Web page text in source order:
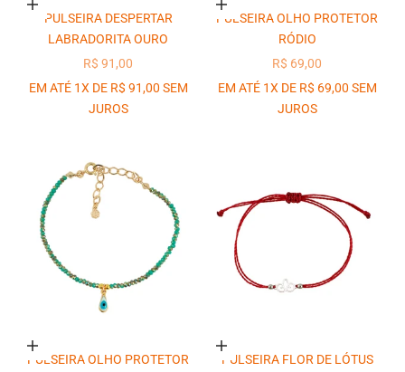
Adicionar ao carrinho
PULSEIRA DESPERTAR
LABRADORITA OURO
PREÇO PROMOCIONAL
R$ 91,00
EM ATÉ 1X DE R$ 91,00 SEM
JUROS
Adicionar ao carrinho
PULSEIRA OLHO PROTETOR
RÓDIO
PREÇO PROMOCIONAL
R$ 69,00
EM ATÉ 1X DE R$ 69,00 SEM
JUROS
Adicionar ao carrinho
PULSEIRA OLHO PROTETOR
Adicionar ao carrinho
PULSEIRA FLOR DE LÓTUS